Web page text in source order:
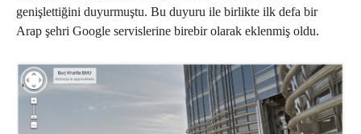
genişlettiğini duyurmuştu. Bu duyuru ile birlikte ilk defa bir
Arap şehri Google servislerine birebir olarak eklenmiş oldu.